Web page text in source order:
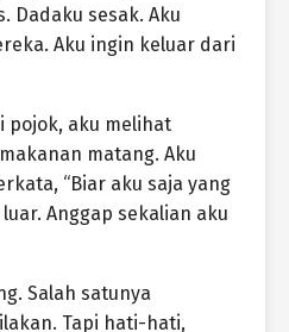
Dadaku sesak. Aku
Aku ingin keluar dari
pojok, aku melihat
matang. Aku
“Biar aku saja yang
Anggap sekalian aku
Salah satunya
Tapi hati-hati,